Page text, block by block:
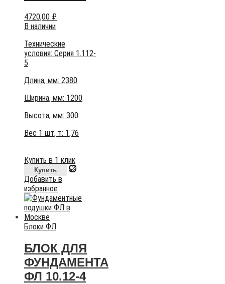
4720,00 ₽
В наличии
Технические
условия: Серия 1.112-
5
Длина, мм: 2380
Ширина, мм: 1200
Высота, мм: 300
Вес 1 шт, т: 1,76
Купить в 1 клик
Купить
Добавить в
избранное
Блоки ФЛ
БЛОК ДЛЯ
ФУНДАМЕНТА
ФЛ 10.12-4